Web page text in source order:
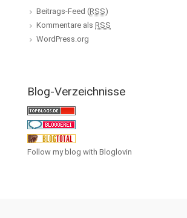
Beitrags-Feed (RSS)
Kommentare als RSS
WordPress.org
Blog-Verzeichnisse
Follow my blog with Bloglovin